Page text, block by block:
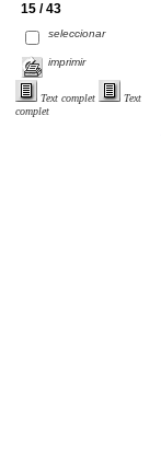
15 / 43
seleccionar
imprimir
Text complet
Text
complet